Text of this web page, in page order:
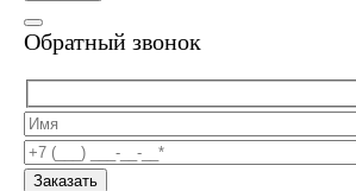
Обратный звонок
Заказать